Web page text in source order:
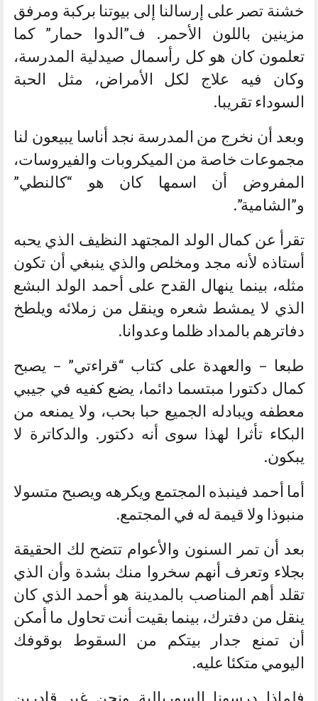
خشنة تصر على إرسالنا إلى بيوتنا بركبة ومرفق
مزينين باللون الأحمر. ف”الدوا حمار” كما
تعلمون كان هو كل رأسمال صيدلية المدرسة،
وكان فيه علاج لكل الأمراض، مثل الحبة
السوداء تقريبا.
وبعد أن نخرج من المدرسة نجد أناسا يبيعون لنا
مجموعات خاصة من الميكروبات والفيروسات،
المفروض أن اسمها كان هو “كالنطي”
و”الشامية”.
تقرأ عن كمال الولد المجتهد النظيف الذي يحبه
أستاذه لأنه مجد ومخلص والذي ينبغي أن تكون
مثله، بينما ينهال القدح على أحمد الولد البشع
الذي لا يمشط شعره وينقل من زملائه ويلطخ
دفاترهم بالمداد ظلما وعدوانا.
طبعا – والعهدة على كتاب “قراءتي” – يصبح
كمال دكتورا مبتسما دائما، يضع كفيه في جيبي
معطفه ويبادله الجميع حبا بحب، ولا يمنعه من
البكاء تأثرا لهذا سوى أنه دكتور. والدكاترة لا
يبكون.
أما أحمد فينبذه المجتمع ويكرهه ويصبح متسولا
منبوذا ولا قيمة له في المجتمع.
بعد أن تمر السنون والأعوام تتضح لك الحقيقة
بجلاء وتعرف أنهم سخروا منك بشدة وأن الذي
تقلد أهم المناصب بالمدينة هو أحمد الذي كان
ينقل من دفترك، بينما بقيت أنت تحاول ما أمكن
أن تمنع جدار بيتكم من السقوط بوقوفك
اليومي متكئا عليه.
فلماذا درسونا السوريالية ونحن غير قادرين